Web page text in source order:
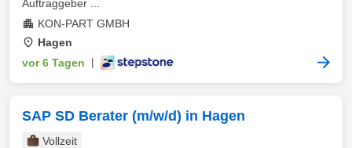
Auftraggeber ...
KON-PART GMBH
Hagen
vor 6 Tagen
SAP SD Berater (m/w/d) in Hagen
Vollzeit